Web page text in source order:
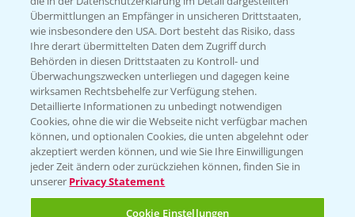
Hilfe in Notfällen
T.+49 (0)214/30-20220
Folgen Sie uns
Übermittlungen an Empfänger in unsicheren Drittstaaten,
wie insbesondere den USA. Dort besteht das Risiko, dass
Ihre derart übermittelten Daten dem Zugriff durch
Behörden in diesen Drittstaaten zu Kontroll- und
Überwachungszwecken unterliegen und dagegen keine
wirksamen Rechtsbehelfe zur Verfügung stehen.
Detaillierte Informationen zu unbedingt notwendigen
Cookies, ohne die wir die Webseite nicht verfügbar machen
können, und optionalen Cookies, die unten abgelehnt oder
akzeptiert werden können, und wie Sie Ihre Einwilligungen
jeder Zeit ändern oder zurückziehen können, finden Sie in
unserer Privacy Statement
Cookie Einstellungen